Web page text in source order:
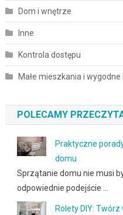
Dom i wnętrze
Inne
Kontrola dostępu
Małe mieszkania i
POLECAMY
Praktyczne
domu
Sprzątanie domu nie musi
odpowiednie podejście …
Rolety DIY: Twórz